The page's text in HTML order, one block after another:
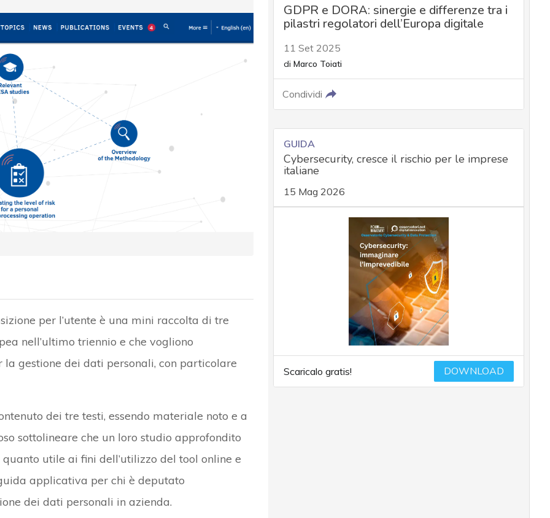
per l’utente è una mini raccolta di tre
nell’ultimo triennio e che vogliono
gestione dei dati personali, con particolare
dei tre testi, essendo materiale noto e a
sottolineare che un loro studio approfondito
utile ai fini dell’utilizzo del tool online e
applicativa per chi è deputato
dei dati personali in azienda.
GDPR e DORA: sinergie e differenze tra i
pilastri regolatori dell’Europa digitale
11 Set 2025
di Marco Toiati
Condividi
GUIDA
Cybersecurity, cresce il rischio per le imprese
italiane
15 Mag 2026
Scaricalo gratis! DOWNLOAD